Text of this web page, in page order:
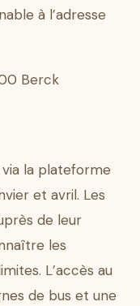
à l’adresse
Berck
la plateforme
et avril. Les
de leur
les
L’accès au
de bus et une